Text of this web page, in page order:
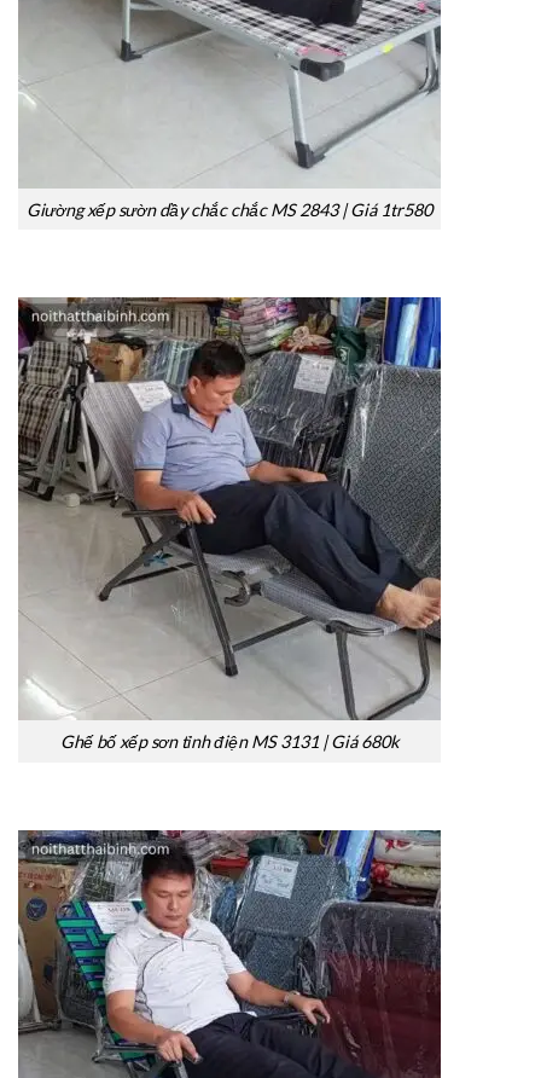
Giường xếp sườn dầy chắc chắc MS 2843 | Giá 1tr580
Ghế bố xếp sơn tỉnh điện MS 3131 | Giá 680k